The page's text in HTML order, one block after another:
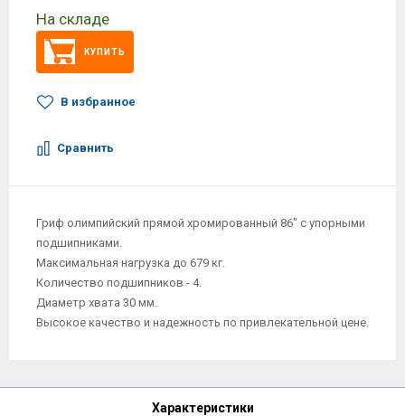
На складе
КУПИТЬ
В избранное
Сравнить
Гриф олимпийский прямой хромированный 86" с упорными
подшипниками.
Максимальная нагрузка до 679 кг.
Количество подшипников - 4.
Диаметр хвата 30 мм.
Высокое качество и надежность по привлекательной цене.
Характеристики